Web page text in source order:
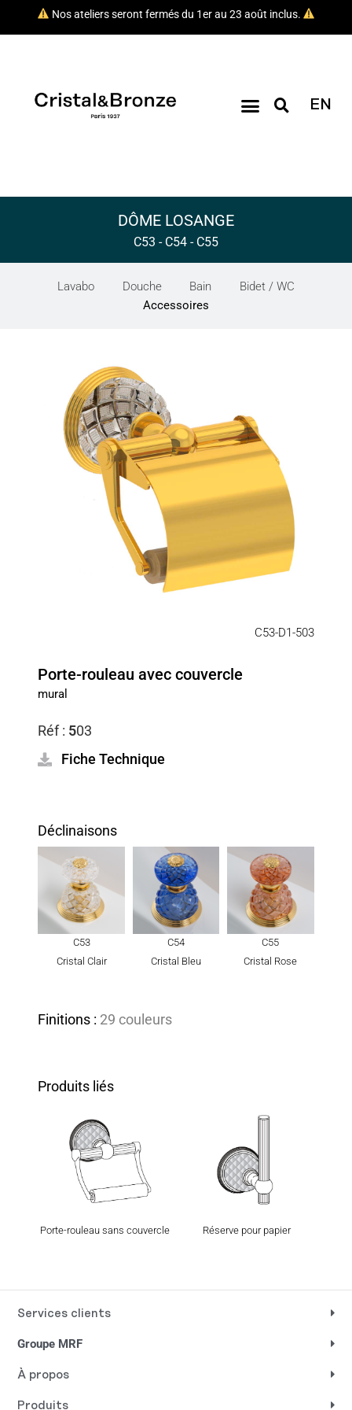
Nos ateliers seront fermés du 1er au 23 août inclus.
EN
DÔME LOSANGE
C53 - C54 - C55
Lavabo Douche Bain
Bidet / WC
Accessoires
C53-D1-503
Porte-rouleau avec couvercle
mural
Réf : 503
Fiche Technique
Déclinaisons
C53
Cristal Clair
C54
Cristal Bleu
C55
Cristal Rose
Finitions : 29 couleurs
Produits liés
Porte-rouleau sans couvercle Réserve pour papier
Services clients
Groupe MRF
À propos
Produits